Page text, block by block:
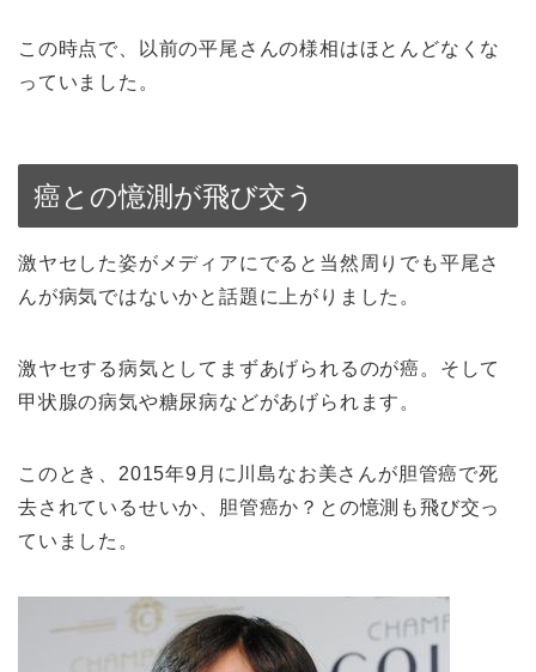
この時点で、以前の平尾さんの様相はほとんどなくな
っていました。
癌との憶測が飛び交う
激ヤセした姿がメディアにでると当然周りでも平尾さ
んが病気ではないかと話題に上がりました。
激ヤセする病気としてまずあげられるのが癌。そして
甲状腺の病気や糖尿病などがあげられます。
このとき、2015年9月に川島なお美さんが胆管癌で死
去されているせいか、胆管癌か？との憶測も飛び交っ
ていました。